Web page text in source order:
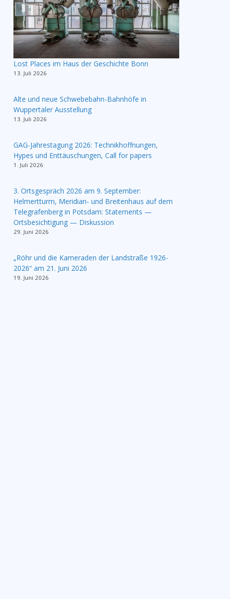
Lost Places im Haus der Geschichte Bonn
13. Juli 2026
Alte und neue Schwebebahn-Bahnhöfe in
Wuppertaler Ausstellung
13. Juli 2026
GAG-Jahrestagung 2026: Technikhoffnungen,
Hypes und Enttäuschungen, Call for papers
1. Juli 2026
3. Ortsgespräch 2026 am 9. September:
Helmertturm, Meridian- und Breitenhaus auf dem
Telegrafenberg in Potsdam: Statements —
Ortsbesichtigung — Diskussion
29. Juni 2026
„Röhr und die Kameraden der Landstraße 1926-
2026“ am 21. Juni 2026
19. Juni 2026